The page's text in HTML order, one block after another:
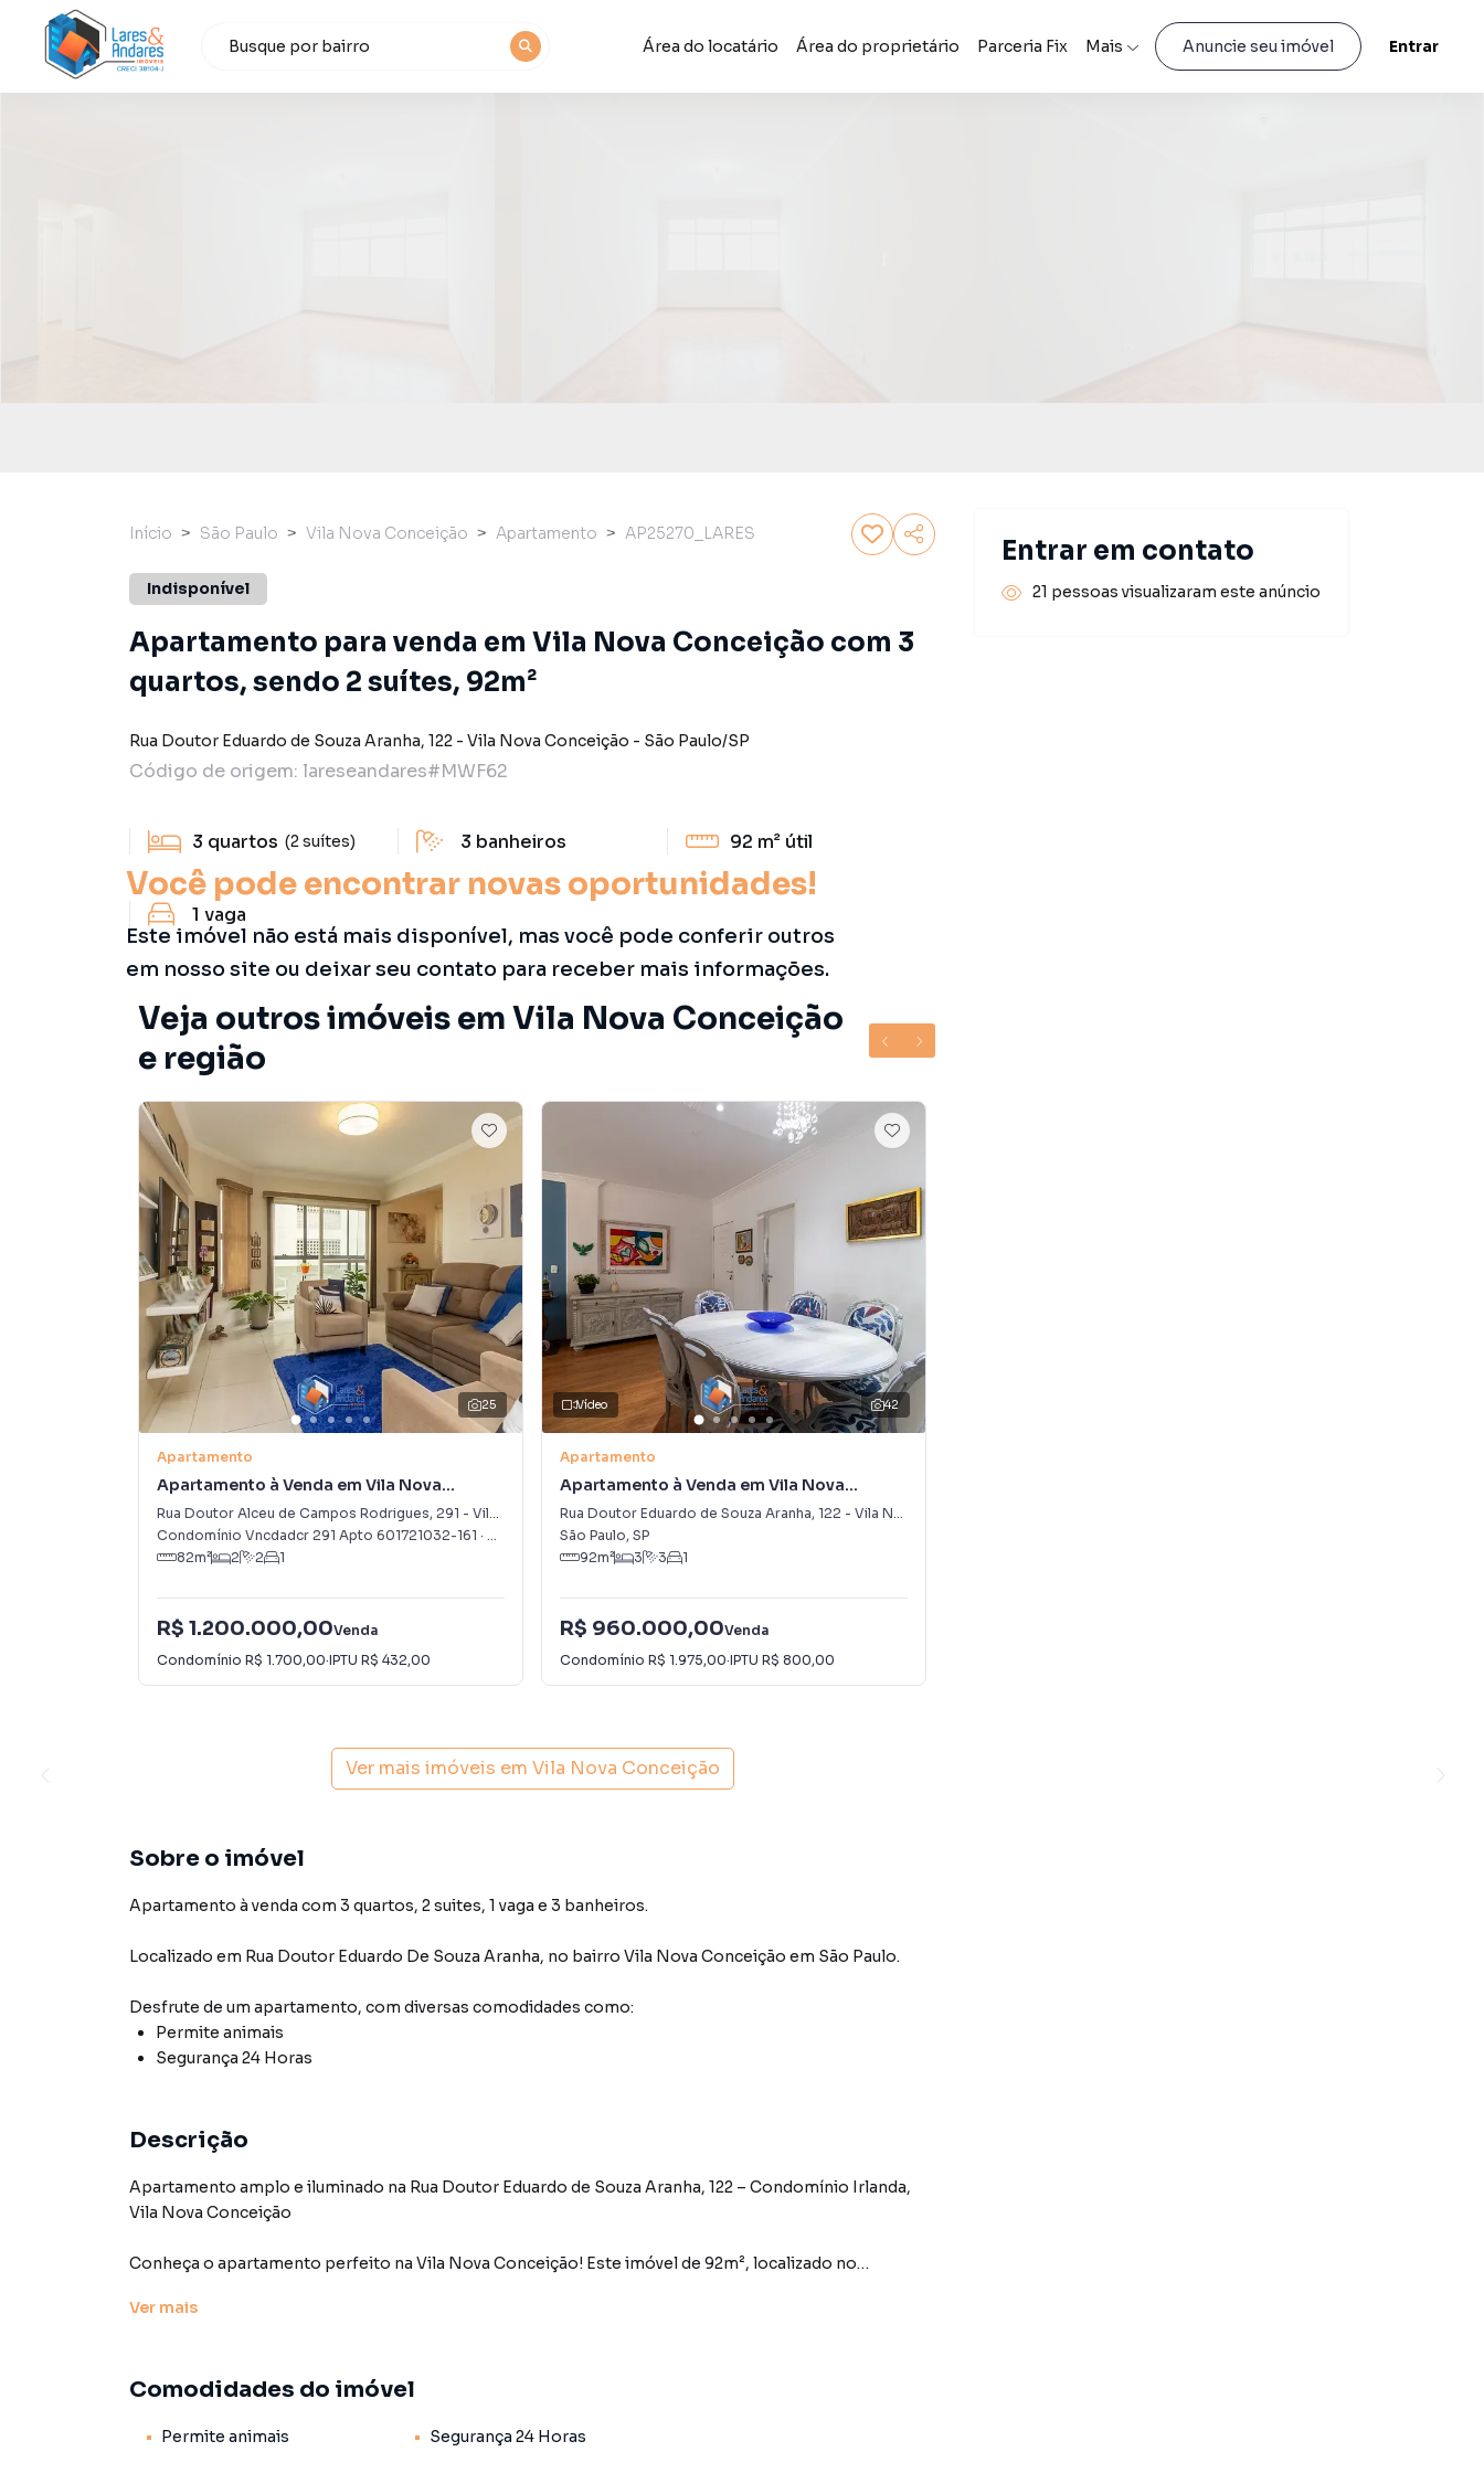
Área do locatário Área do proprietário Parceria Fix Mais Anuncie seu imóvel Entrar
Você pode encontrar novas oportunidades!
Este imóvel não está mais disponível, mas você pode conferir outros
em nosso site ou deixar seu contato para receber mais informações.
Início São Paulo Vila Nova Conceição Apartamento AP25270_LARES
Indisponível
Apartamento para venda em Vila Nova Conceição com 3
quartos, sendo 2 suítes, 92m²
Rua Doutor Eduardo de Souza Aranha, 122 - Vila Nova Conceição - São Paulo/SP
Código de origem: lareseandares#MWF62
3 quartos (2 suítes) 3 banheiros 92 m² útil
1 vaga
Veja outros imóveis em Vila Nova Conceição
e região
25
Apartamento
Apartamento à Venda em Vila Nova
Conceição
Rua Doutor Alceu de Campos Rodrigues, 291 - Vila Nova Conceição
Condomínio Vncdadcr 291 Apto 601721032-161 · São Paulo
SP
82m² 2 2 1
R$ 1.200.000,00Venda
Condomínio R$ 1.700,00·IPTU R$ 432,00
42
Vídeo
Apartamento
Apartamento à Venda em Vila Nova
Conceição
Rua Doutor Eduardo de Souza Aranha, 122 - Vila Nova Conceição
São Paulo, SP
92m² 3 3 1
R$ 960.000,00Venda
Condomínio R$ 1.975,00·IPTU R$ 800,00
Ver mais imóveis em Vila Nova Conceição
Sobre o imóvel
Apartamento à venda com 3 quartos, 2 suites, 1 vaga e 3 banheiros.
Localizado em Rua Doutor Eduardo De Souza Aranha, no bairro Vila Nova Conceição em São Paulo.
Desfrute de um apartamento, com diversas comodidades como:
Permite animais
Segurança 24 Horas
Descrição
Apartamento amplo e iluminado na Rua Doutor Eduardo de Souza Aranha, 122 – Condomínio Irlanda,
Vila Nova Conceição
Conheça o apartamento perfeito na Vila Nova Conceição! Este imóvel de 92m², localizado no
busca praticidade e localização.
Ambientes Amplos e Bem Planejados:
Sala de estar espaçosa e aconchegante, ideal para momentos de lazer.
Ver mais
Comodidades do imóvel
Permite animais Segurança 24 Horas
Entrar em contato
21 pessoas visualizaram este anúncio